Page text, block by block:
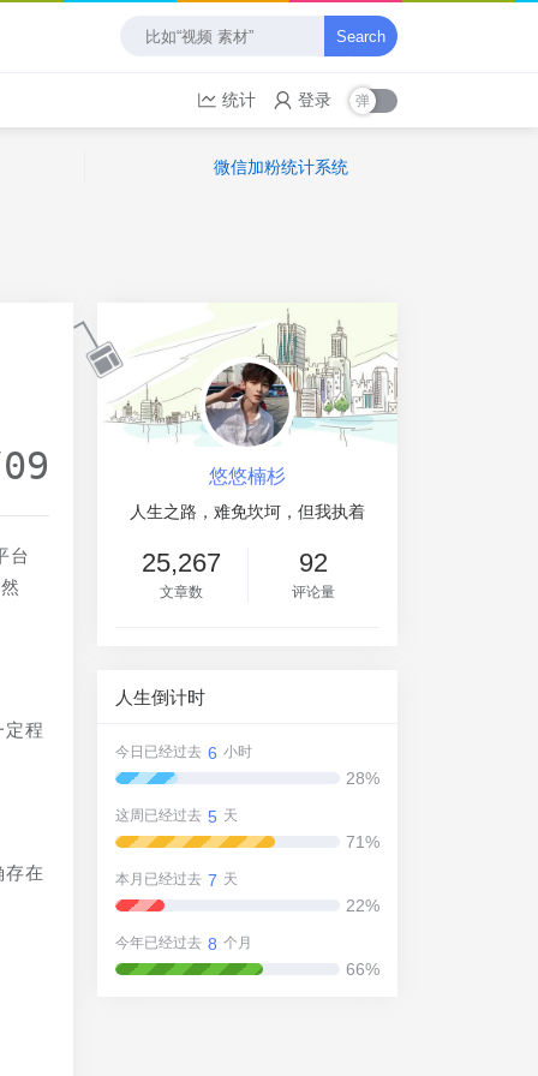
Search
统计 登录
微信加粉统计系统
台
定程
存在
悠悠楠杉
人生之路，难免坎坷，但我执着
25,267
文章数
92
评论量
人生倒计时
今日已经过去 6 小时
28%
这周已经过去 5 天
71%
本月已经过去 7 天
22%
今年已经过去 8 个月
66%